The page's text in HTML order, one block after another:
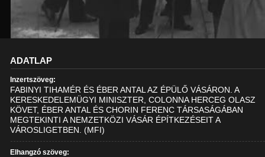
ADATLAP
Inzertszöveg:
FABINYI TIHAMÉR ÉS ÉBER ANTAL AZ ÉPÜLŐ VÁSÁRON. A
KERESKEDELEMÜGYI MINISZTER, COLONNA HERCEG OLASZ
KÖVET, ÉBER ANTAL ÉS CHORIN FERENC TÁRSASÁGÁBAN
MEGTEKINTI A NEMZETKÖZI VÁSÁR ÉPÍTKEZÉSEIT A
VÁROSLIGETBEN. (MFI)
Elhangzó szöveg: